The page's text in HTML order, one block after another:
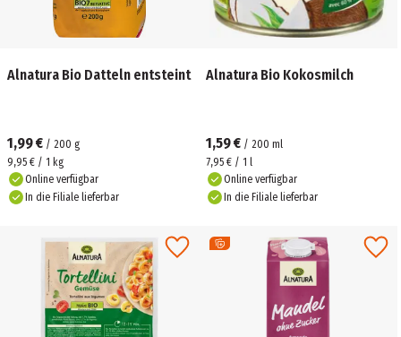
Alnatura Bio Datteln entsteint
1,99 € / 200 g
9,95 € / 1 kg
Online verfügbar
In die Filiale lieferbar
Alnatura Bio Kokosmilch
1,59 € / 200 ml
7,95 € / 1 l
Online verfügbar
In die Filiale lieferbar